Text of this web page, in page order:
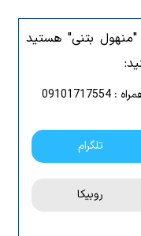
بتنی" هستید
: 09101717554
تلگرام
روبیکا